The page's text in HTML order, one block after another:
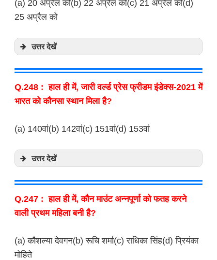
(a) 20 अप्रैल को(b) 22 अप्रैल को(c) 21 अप्रैल को(d)
25 अप्रैल को
उत्तर देखें
Q.248 : हाल ही में, जारी वर्ल्ड प्रेस फ्रीडम इंडेक्स-2021 में
भारत को कौनसा स्थान मिला है?
(a) 140वां(b) 142वां(c) 151वां(d) 153वां
उत्तर देखें
Q.247 : हाल ही में, कौन माउंट अन्नपूर्णा को फतह करने
वाली प्रथम महिला बनी है?
(a) कौशल्या देवगन(b) रूचि शर्मा(c) राधिका सिंह(d) प्रियंका
मोहिते